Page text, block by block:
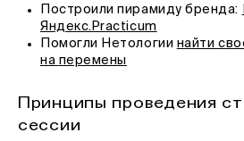
Построили пирамиду бренда:
Яндекс.Practicum
Помогли Нетологии найти
на перемены
Принципы проведения
сессии